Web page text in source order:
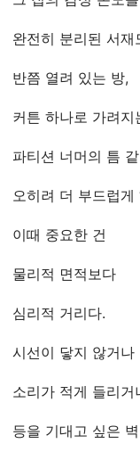
완전히 분리된 서재
반쯤 열려 있는 방,
커튼 하나로 가려지
파티션 너머의 틈
오히려 더 부드럽게
이때 중요한 건
물리적 면적보다
심리적 거리다.
시선이 닿지 않거나
소리가 적게 들리거
등을 기대고 싶은